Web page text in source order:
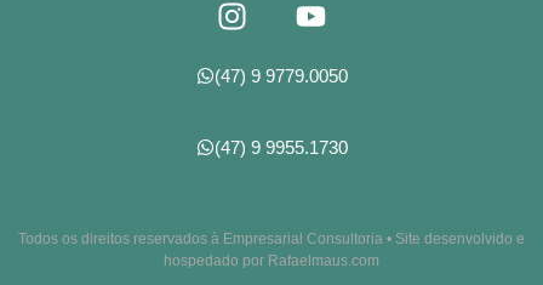
(47) 9 9779.0050
(47) 9 9955.1730
Todos os direitos reservados à Empresarial Consultoria • Site desenvolvido e
hospedado por Rafaelmaus.com